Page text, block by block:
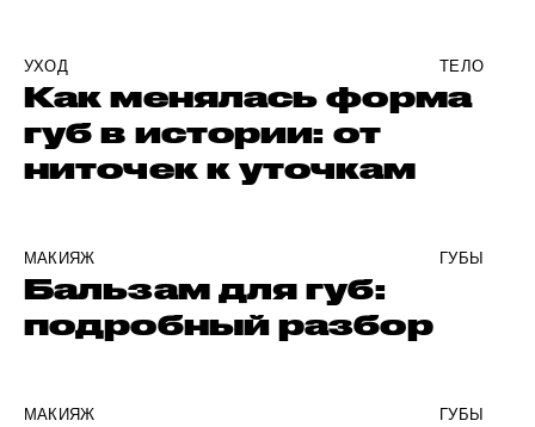
УХОД ТЕЛО
Как менялась форма
губ в истории: от
ниточек к уточкам
МАКИЯЖ ГУБЫ
Бальзам для губ:
подробный разбор
МАКИЯЖ ГУБЫ